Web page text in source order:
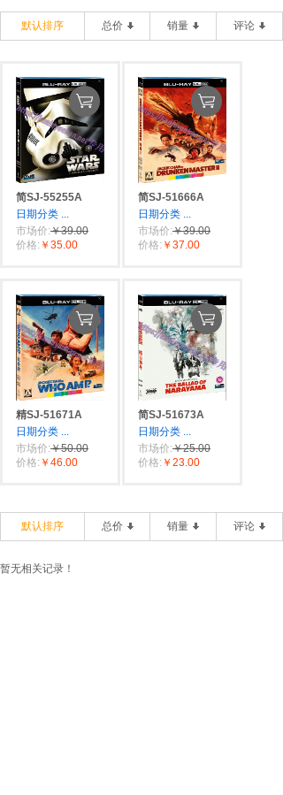
默认排序 总价 销量 评论
简SJ-55255A
日期分类 ...
市场价:￥39.00
价格: ￥35.00
简SJ-51666A
日期分类 ...
市场价:￥39.00
价格: ￥37.00
精SJ-51671A
日期分类 ...
市场价:￥50.00
价格: ￥46.00
简SJ-51673A
日期分类 ...
市场价:￥25.00
价格: ￥23.00
默认排序 总价 销量 评论
暂无相关记录！